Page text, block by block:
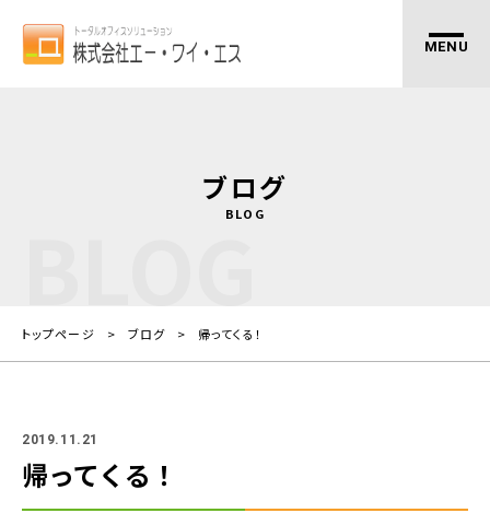
ブログ
BLOG
トップページ ブログ 帰ってくる！
2019.11.21
帰ってくる！